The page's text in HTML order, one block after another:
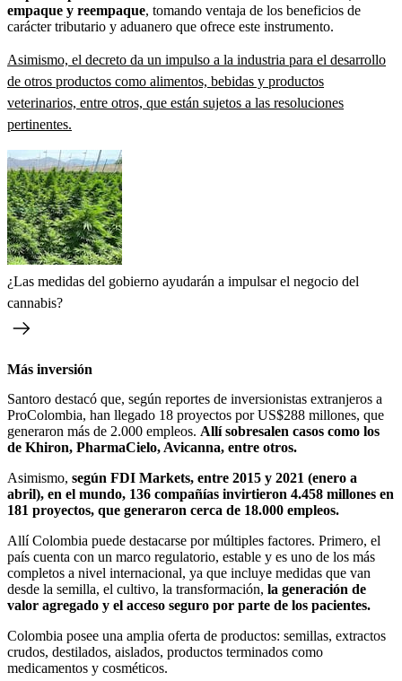
empaque y reempaque, tomando ventaja de los beneficios de
carácter tributario y aduanero que ofrece este instrumento.
Asimismo, el decreto da un impulso a la industria para el desarrollo
de otros productos como alimentos, bebidas y productos
veterinarios, entre otros, que están sujetos a las resoluciones
pertinentes.
¿Las medidas del gobierno ayudarán a impulsar el negocio del
cannabis?
Más inversión
Santoro destacó que, según reportes de inversionistas extranjeros a
ProColombia, han llegado 18 proyectos por US$288 millones, que
generaron más de 2.000 empleos. Allí sobresalen casos como los
de Khiron, PharmaCielo, Avicanna, entre otros.
Asimismo, según FDI Markets, entre 2015 y 2021 (enero a
abril), en el mundo, 136 compañías invirtieron 4.458 millones en
181 proyectos, que generaron cerca de 18.000 empleos.
Allí Colombia puede destacarse por múltiples factores. Primero, el
país cuenta con un marco regulatorio, estable y es uno de los más
completos a nivel internacional, ya que incluye medidas que van
desde la semilla, el cultivo, la transformación, la generación de
valor agregado y el acceso seguro por parte de los pacientes.
Colombia posee una amplia oferta de productos: semillas, extractos
crudos, destilados, aislados, productos terminados como
medicamentos y cosméticos.